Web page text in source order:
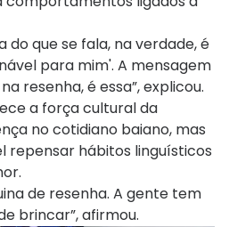
do que se fala, na verdade, é
para mim'. A mensagem
resenha, é essa”, explicou.
a força cultural da
no cotidiano baiano, mas
repensar hábitos linguísticos
de resenha. A gente tem
brincar”, afirmou.